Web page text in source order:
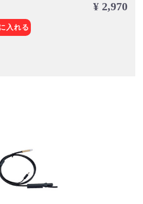
¥ 2,970
入れる